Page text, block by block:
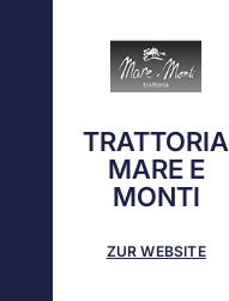
TRATTORIA
MARE E
MONTI
ZUR WEBSITE